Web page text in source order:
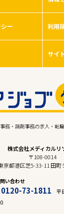
ー 利用
サイ
務・調剤事務の求人・転
株式会社メディカルリ
〒108-0014
京都港区芝5-33-11 田町
い合わせ
0120-73-1811
平